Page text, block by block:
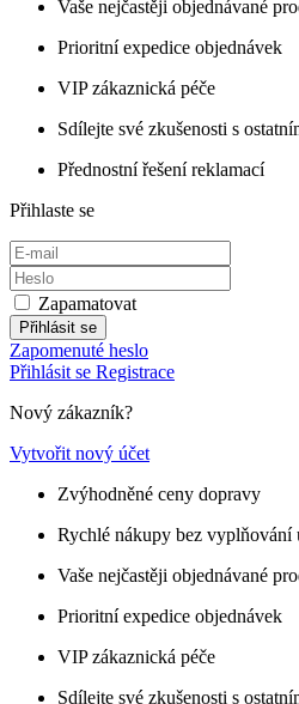
Vaše nejčastěji objednávané
Prioritní expedice objednávek
VIP zákaznická péče
Sdílejte své zkušenosti s
Přednostní řešení reklamací
Přihlaste se
Zapamatovat
Přihlásit se
Zapomenuté heslo
Přihlásit se Registrace
Nový zákazník?
Vytvořit nový účet
Zvýhodněné ceny dopravy
Rychlé nákupy bez vyplňování
Vaše nejčastěji objednávané
Prioritní expedice objednávek
VIP zákaznická péče
Sdílejte své zkušenosti s